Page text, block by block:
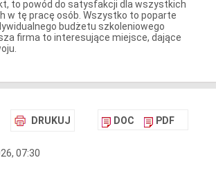
to powód do satysfakcji dla wszystkich
w tę pracę osób. Wszystko to poparte
budżetu szkoleniowego
firma to interesujące miejsce, dające
DRUKUJ DOC PDF
07:30